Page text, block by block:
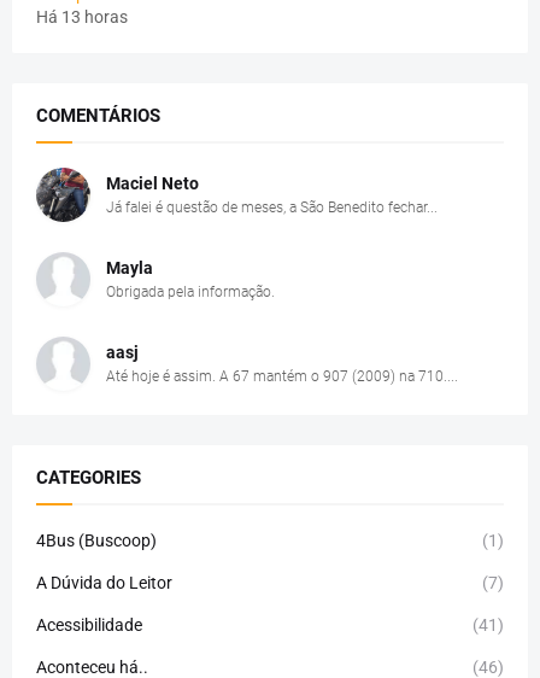
Há 13 horas
COMENTÁRIOS
Maciel Neto
Já falei é questão de meses, a São Benedito fechar...
Mayla
Obrigada pela informação.
aasj
Até hoje é assim. A 67 mantém o 907 (2009) na 710....
CATEGORIES
4Bus (Buscoop) (1)
A Dúvida do Leitor (7)
Acessibilidade (41)
Aconteceu há.. (46)